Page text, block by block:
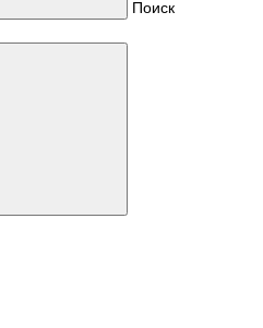
Поиск